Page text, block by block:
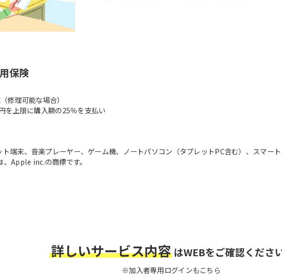
保険
修理可能な場合）
を上限に購入額の25％を支払い
ト端末、音楽プレーヤー、ゲーム機、ノートパソコン（タブレットPC含む）、スマー
Apple inc.の商標です。
詳しいサービス内容 はWEBをご確認くださ
※加入者専用ログインもこちら
the top page.
the service.